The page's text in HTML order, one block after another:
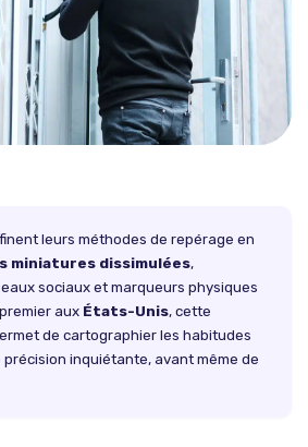
leurs méthodes de repérage en
miniatures dissimulées,
sociaux et marqueurs physiques
aux États-Unis, cette
de cartographier les habitudes
inquiétante, avant même de